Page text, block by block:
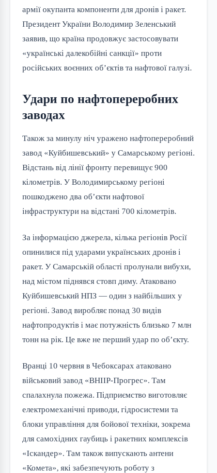
армії окупанта компоненти для дронів і ракет.
Президент України Володимир Зеленський
заявив, що країна продовжує застосовувати
«українські далекобійні санкції» проти
російських воєнних об’єктів та нафтової галузі.
Удари по нафтопереробних
заводах
Також за минулу ніч уражено нафтопереробний
завод «Куйбишевський» у Самарському регіоні.
Відстань від лінії фронту перевищує 900
кілометрів. У Володимирському регіоні
пошкоджено два об’єкти нафтової
інфраструктури на відстані 700 кілометрів.
За інформацією джерела, кілька регіонів Росії
опинилися під ударами українських дронів і
ракет. У Самарській області пролунали вибухи,
над містом піднявся стовп диму. Атаковано
Куйбишевський НПЗ — один з найбільших у
регіоні. Завод виробляє понад 30 видів
нафтопродуктів і має потужність близько 7 млн
тонн на рік. Це вже не перший удар по об’єкту.
Вранці 10 червня в Чебоксарах атаковано
військовий завод «ВНІІР-Прогрес». Там
спалахнула пожежа. Підприємство виготовляє
електромеханічні приводи, гідросистеми та
блоки управління для бойової техніки, зокрема
для самохідних гаубиць і ракетних комплексів
«Іскандер». Там також випускають антени
«Комета», які забезпечують роботу з